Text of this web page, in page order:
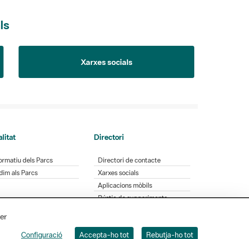
Xarxes socials
dels Parcs
als Parcs
Directori
Directori de contacte
Xarxes socials
Aplicacions mòbils
Bústia de suggeriments
Configuració Accepta-ho tot Rebutja-ho tot